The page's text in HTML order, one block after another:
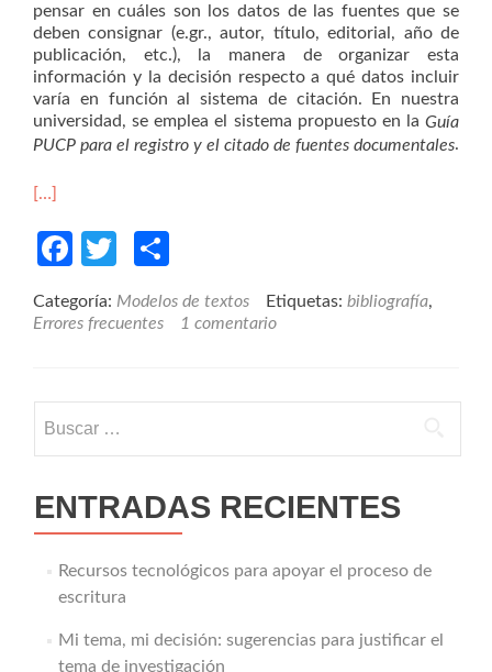
pensar en cuáles son los datos de las fuentes que se
deben consignar (e.gr., autor, título, editorial, año de
publicación, etc.), la manera de organizar esta
información y la decisión respecto a qué datos incluir
varía en función al sistema de citación. En nuestra
universidad, se emplea el sistema propuesto en la Guía
PUCP para el registro y el citado de fuentes documentales.
[…]
Facebook
Twitter
Categoría: Modelos de textos Etiquetas: bibliografía,
Errores frecuentes
1 comentario
ENTRADAS RECIENTES
Recursos tecnológicos para apoyar el proceso de
escritura
Mi tema, mi decisión: sugerencias para justificar el
tema de investigación